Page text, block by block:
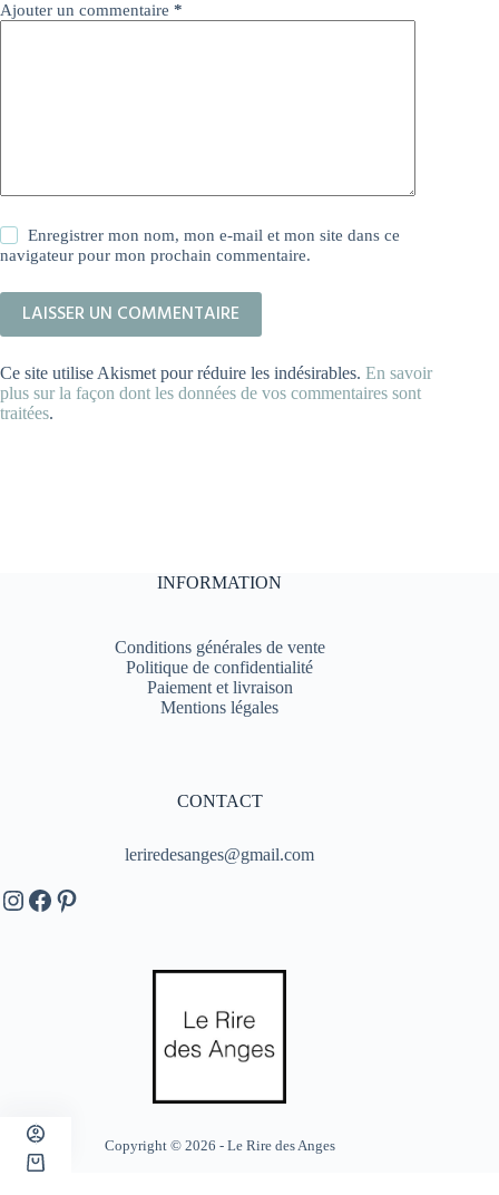
Ajouter un commentaire *
Enregistrer mon nom, mon e-mail et mon site dans ce
navigateur pour mon prochain commentaire.
LAISSER UN COMMENTAIRE
Ce site utilise Akismet pour réduire les indésirables. En savoir
plus sur la façon dont les données de vos commentaires sont
traitées.
INFORMATION
Conditions générales de vente
Politique de confidentialité
Paiement et livraison
Mentions légales
CONTACT
leriredesanges@gmail.com
Instagram
Facebook
Pinterest
Copyright © 2026 - Le Rire des Anges